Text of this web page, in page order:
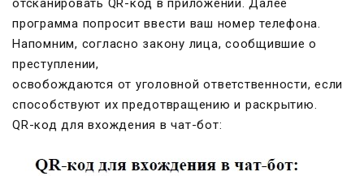
отсканировать QR-код в приложении. Далее
программа попросит ввести ваш номер телефона.
Напомним, согласно закону лица, сообщившие о
преступлении,
освобождаются от уголовной ответственности, если
способствуют их предотвращению и раскрытию.
QR-код для вхождения в чат-бот: